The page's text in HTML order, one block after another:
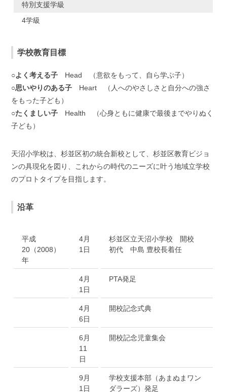
特別支援学級
4学級
学校教育目標
○よく考える子 Head （意欲をもって、自ら学ぶ子）
○思いやりのある子 Heart （人へのやさしさと自分への強さ
をもった子ども）
○たくましい子 Health （心身ともに健康で最後までやりぬく
子ども）
天沼小学校は、杉並区初の統合新校として、杉並区教育ビジョ
ンの具現化を図り、これからの時代のニーズに叶う地域立学校
のプロトタイプを目指します。
沿革
平成
20（2008）
年
4月
1日
杉並区立天沼小学校 開校
初代 中島 豊校長着任
4月
1日
PTA発足
4月
6日
開校記念式典
6月
11
日
開校記念児童集会
9月
1日
学校支援本部（あまぬまワン
ダラーズ）発足